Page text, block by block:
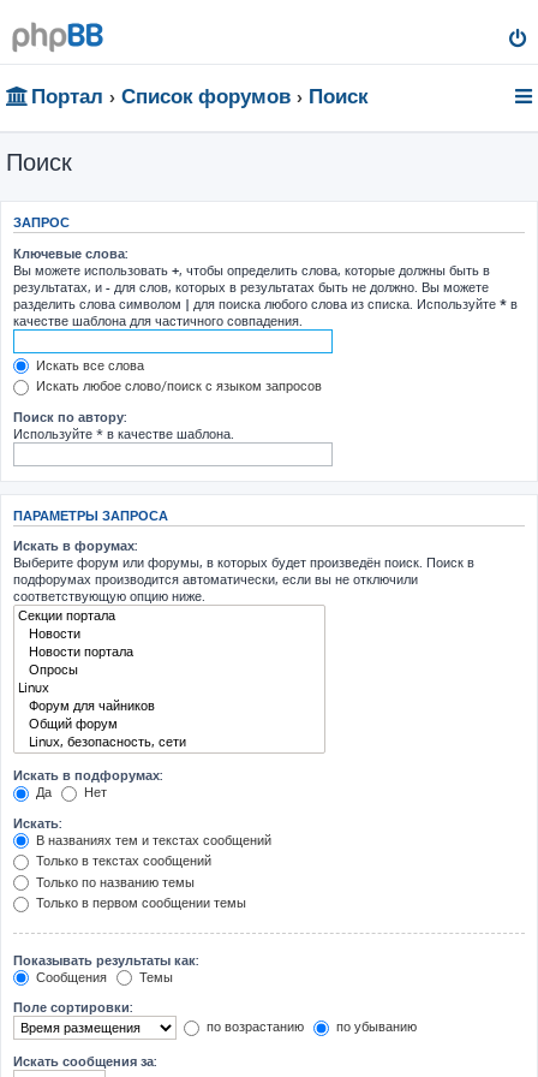
Портал Список форумов Поиск
Поиск
ЗАПРОС
Ключевые слова:
Вы можете использовать +, чтобы определить слова, которые должны быть в
результатах, и - для слов, которых в результатах быть не должно. Вы можете
разделить слова символом | для поиска любого слова из списка. Используйте * в
качестве шаблона для частичного совпадения.
Искать все слова
Искать любое слово/поиск с языком запросов
Поиск по автору:
Используйте * в качестве шаблона.
ПАРАМЕТРЫ ЗАПРОСА
Искать в форумах:
Выберите форум или форумы, в которых будет произведён поиск. Поиск в
подфорумах производится автоматически, если вы не отключили
соответствующую опцию ниже.
Искать в подфорумах:
Да
Нет
Искать:
В названиях тем и текстах сообщений
Только в текстах сообщений
Только по названию темы
Только в первом сообщении темы
Показывать результаты как:
Сообщения
Темы
Поле сортировки:
по возрастанию
по убыванию
Искать сообщения за: